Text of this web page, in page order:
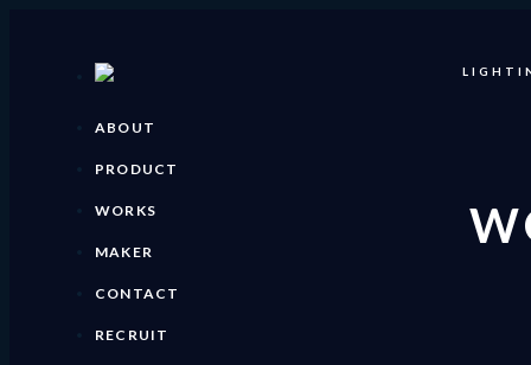
ABOUT
PRODUCT
WORKS
MAKER
CONTACT
RECRUIT